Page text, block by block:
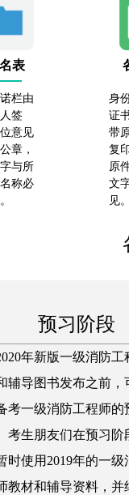
表
栏由
签
意见
章，
与所
称必
身
证
带
复
原
文
见。
预习阶段
年新版一级消防工
辅导图书发布之前，
考一级消防工程师的
考生朋友们在预习阶
时使用2019年的一级
教材和辅导资料，并